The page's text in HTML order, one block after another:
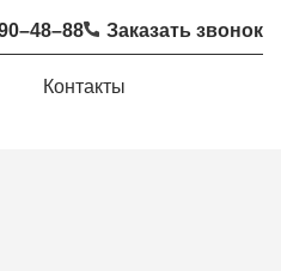
Заказать звонок
Контакты